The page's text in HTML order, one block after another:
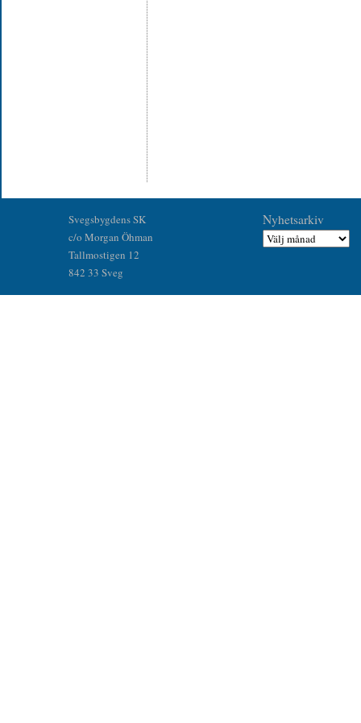
Svegsbygdens SK
c/o Morgan Öhman
Tallmostigen 12
842 33 Sveg
Nyhetsarkiv